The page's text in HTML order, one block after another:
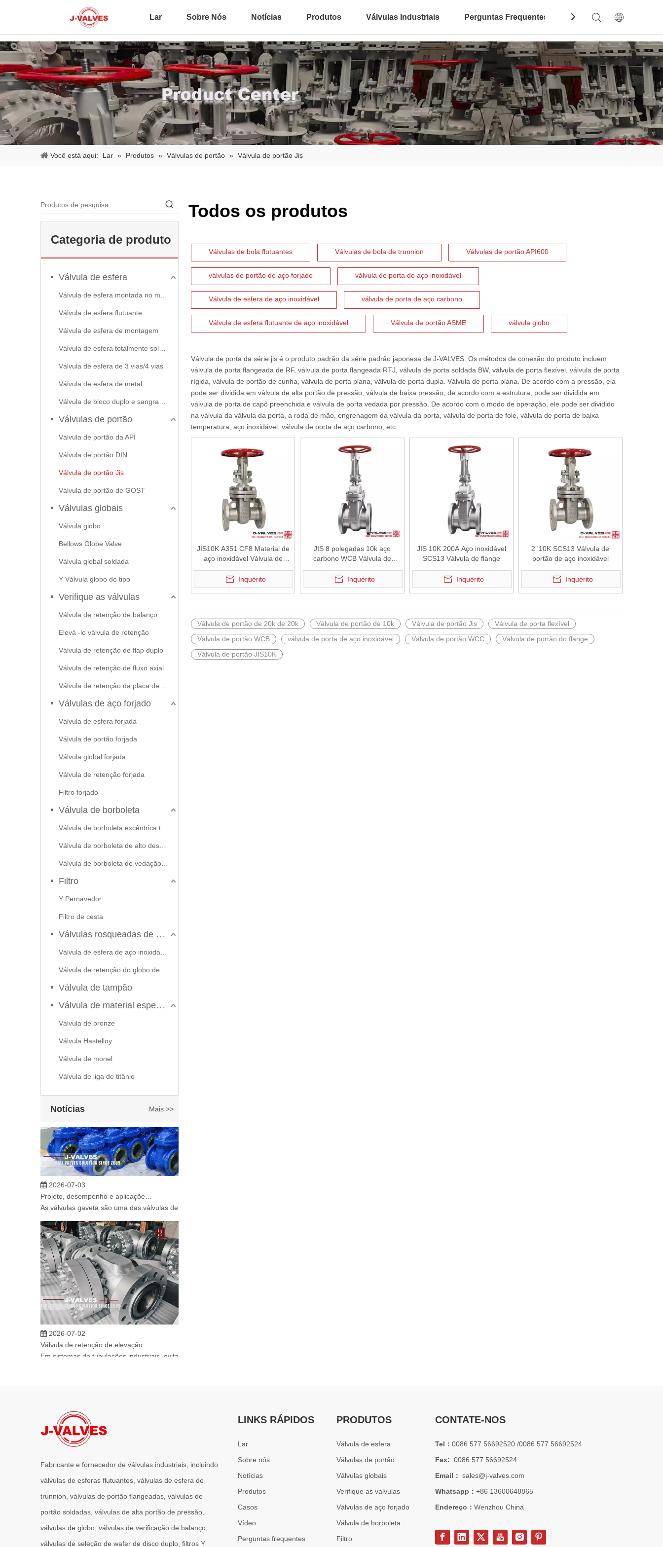
Lar Sobre Nós Notícias Produtos Válvulas Industriais Perguntas Frequentes Contate-Nos
Você está aqui: Lar » Produtos » Válvulas de portão » Válvula de portão Jis
Categoria de produto
Válvula de esfera
Válvula de esfera flutuante
Válvula de esfera de montagem
Válvula de esfera de 3 vias/4 vias
Válvula de esfera de metal
Válvulas de portão
Válvula de portão da API
Válvula de portão DIN
Válvula de portão Jis
Válvula de portão de GOST
Válvulas globais
Válvula globo
Bellows Globe Valve
Válvula global soldada
Y Válvula globo do tipo
Verifique as válvulas
Válvula de retenção de balanço
Elevá -lo válvula de retenção
Válvula de retenção de flap duplo
Válvula de retenção de fluxo axial
Válvulas de aço forjado
Válvula de esfera forjada
Válvula de portão forjada
Válvula global forjada
Válvula de retenção forjada
Filtro forjado
Válvula de borboleta
Filtro
Y Pernavedor
Filtro de cesta
Válvulas rosqueadas de aço inoxidável
Válvula de tampão
Válvula de material especial
Válvula de bronze
Válvula Hastelloy
Válvula de monel
Válvula de liga de titânio
Notícias Mais >>
2026-06-22
J-VALVES fabrica válvula de esfera de alta temperatura em aço forjado F321 Classe 600 de 6 polegadas com estrutura de resfriamento de dissipador de calor para usinas de energia, produtos
2026-07-03
As válvulas gaveta são uma das válvulas de isolamento mais amplamente utilizadas em sistemas de tubulações industriais. Eles são projetados para fornecer controle de fechamento total ou
2026-07-02
Em sistemas de tubulações industriais, evitar o fluxo reverso é essencial para proteger bombas, compressores e equipamentos de processos críticos. A válvula de retenção de elevação é um
Todos os produtos
Válvulas de bola flutuantes Válvulas de bola de trunnion Válvulas de portão API600
válvulas de portão de aço forjado válvula de porta de aço inoxidável
Válvula de esfera de aço inoxidável válvula de porta de aço carbono
Válvula de esfera flutuante de aço inoxidável Válvula de portão ASME válvula globo
Válvula de porta da série jis é o produto padrão da série padrão japonesa de J-VALVES. Os métodos de conexão do produto incluem
válvula de porta flangeada de RF, válvula de porta flangeada RTJ, válvula de porta soldada BW, válvula de porta flexível, válvula de porta
rígida, válvula de portão de cunha , válvula de porta plana, válvula de porta dupla. Válvula de porta plana. De acordo com a pressão, ela
pode ser dividida em válvula de alta portão de pressão, válvula de baixa pressão, de acordo com a estrutura, pode ser dividida em
válvula de porta de capô preenchida e válvula de porta vedada por pressão. De acordo com o modo de operação, ele pode ser dividido
na válvula da válvula da porta, a roda de mão, engrenagem da válvula da porta, válvula de porta de fole, válvula de porta de baixa
temperatura, aço inoxidável válvula de porta de aço carbono , etc.
JIS10K A351 CF8 Material de
aço inoxidável Válvula de
Inquérito
JIS 8 polegadas 10k aço
carbono WCB Válvula de
Inquérito
JIS 10K 200A Aço inoxidável
SCS13 Válvula de flange
Inquérito
2 '10K SCS13 Válvula de
portão de aço inoxidável
Inquérito
Válvula de portão de 20k de 20k Válvula de portão de 10k Válvula de portão Jis
Válvula de porta flexível
Válvula de portão WCB
válvula de porta de aço inoxidável Válvula de portão WCC
Válvula de portão do flange
Válvula de portão JIS10K
Fabricante e fornecedor de válvulas industriais, incluindo
válvulas de esferas flutuantes, válvulas de esfera de
trunnion, válvulas de portão flangeadas, válvulas de
portão soldadas, válvulas de alta portão de pressão,
válvulas de globo, válvulas de verificação de balanço,
válvulas de seleção de wafer de disco duplo, filtros Y
LINKS RÁPIDOS
Lar
Sobre nós
Notícias
Produtos
Casos
Vídeo
Perguntas frequentes
PRODUTOS
Válvula de esfera
Válvulas de portão
Válvulas globais
Verifique as válvulas
Válvulas de aço forjado
Válvula de borboleta
Filtro
CONTATE-NOS
Tel： 0086 577 56692520 /0086 577 56692524
Fax: 0086 577 56692524
Email： sales@j-valves.com
Whatsapp： +86 13600648865
Endereço： Wenzhou China